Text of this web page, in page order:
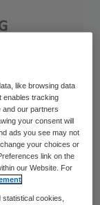
tussen
via korter
euro
Anema in
like browsing data
enables tracking
and our partners
your consent will
ads you see may not
your choices or
link on the
our Website. For
cookies,